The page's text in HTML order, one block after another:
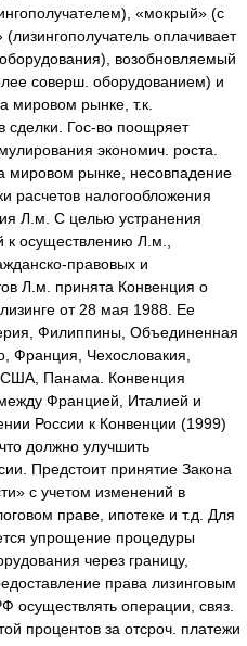
«мокрый» (с
оплачивает
возобновляемый
соверш. оборудованием) и
мировом рынке, т.к.
сделки. Гос-во поощряет
экономич. роста.
мировом рынке, несовпадение
расчетов налогообложения
Л.м. С целью устранения
к осуществлению Л.м.,
правовых и
Л.м. принята Конвенция о
от 28 мая 1988. Ее
Филиппины, Объединенная
Франция, Чехословакия,
Панама. Конвенция
Францией, Италией и
России к Конвенции (1999)
должно улучшить
Предстоит принятие Закона
с учетом изменений в
праве, ипотеке и т.д. Для
упрощение процедуры
через границу,
права лизинговым
осуществлять операции, связ.
процентов за отсроч. платежи